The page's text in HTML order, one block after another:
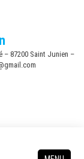
– 87200 Saint Junien –